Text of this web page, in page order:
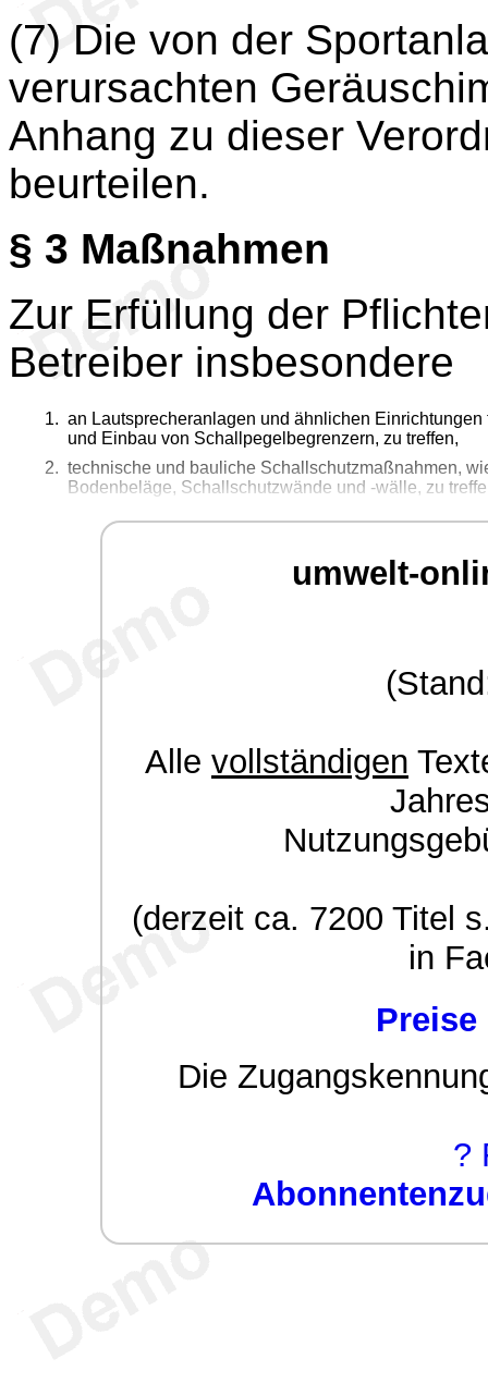
(7) Die von der
verursachten
Anhang zu dieser
beurteilen.
§ 3 Maßnahmen
Zur Erfüllung der
Betreiber insbesondere
an Lautsprecheranlagen und ähnlichen
und Einbau von Schallpegelbegrenzern, zu treffen,
technische und bauliche Schallschutzmaßnahmen,
Bodenbeläge, Schallschutzwände und -wälle, zu
umwelt-
Alle vollständigen
(derzeit ca. 7200 Titel
in
Die
?